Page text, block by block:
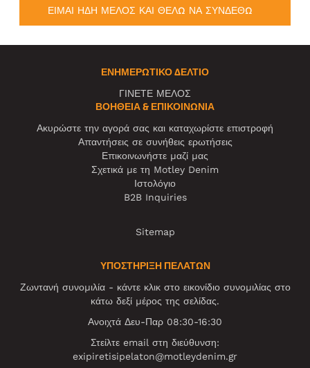
ΕΙΜΑΙ ΗΔΗ ΜΕΛΟΣ ΚΑΙ ΘΕΛΩ ΝΑ ΣΥΝΔΕΘΩ
ΕΝΗΜΕΡΩΤΙΚΌ ΔΕΛΤΊΟ
ΓΙΝΕΤΕ ΜΕΛΟΣ
ΒΟΉΘΕΙΑ & ΕΠΙΚΟΙΝΩΝΊΑ
Ακυρώστε την αγορά σας και καταχωρίστε επιστροφή
Απαντήσεις σε συνήθεις ερωτήσεις
Επικοινωνήστε μαζί μας
Σχετικά με τη Motley Denim
Ιστολόγιο
B2B Inquiries
Sitemap
ΥΠΟΣΤΗΡΙΞΗ ΠΕΛΑΤΩΝ
Ζωντανή συνομιλία - κάντε κλικ στο εικονίδιο συνομιλίας στο
κάτω δεξί μέρος της σελίδας.
Ανοιχτά Δευ-Παρ 08:30-16:30
Στείλτε email στη διεύθυνση:
exipiretisipelaton@motleydenim.gr